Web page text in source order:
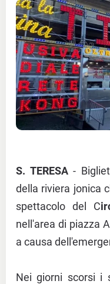
S. TERESA-
della riviera jonica
spettacolo del C
nell'area di piazza
a causa
Nei giorni scorsi i